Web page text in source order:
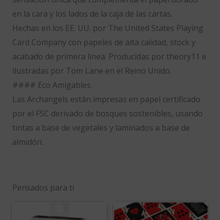
en la cara y los lados de la caja de las cartas.
Hechas en los EE. UU. por The United States Playing
Card Company con papeles de alta calidad, stock y
acabado de primera línea. Producidas por theory11 e
ilustradas por Tom Lane en el Reino Unido.
#### Eco Amigables
Las Archangels están impresas en papel certificado
por el FSC derivado de bosques sostenibles, usando
tintas a base de vegetales y laminados a base de
almidón.
Pensados para ti